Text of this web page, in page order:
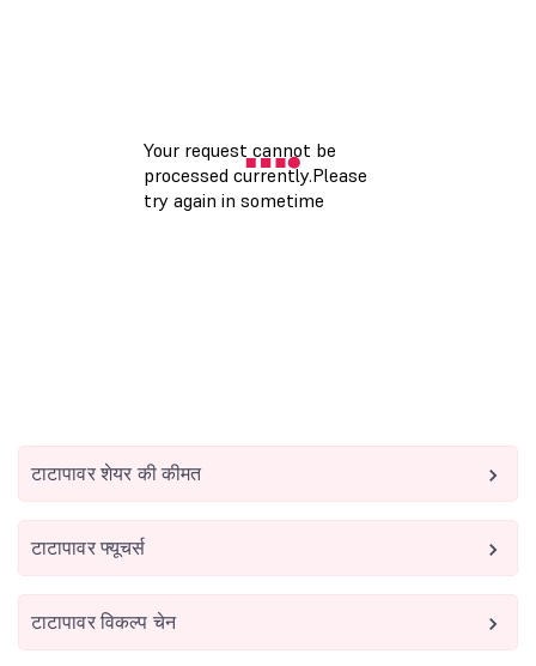
टाटापावर शेयर की कीमत
टाटापावर फ्यूचर्स
टाटापावर विकल्प चेन